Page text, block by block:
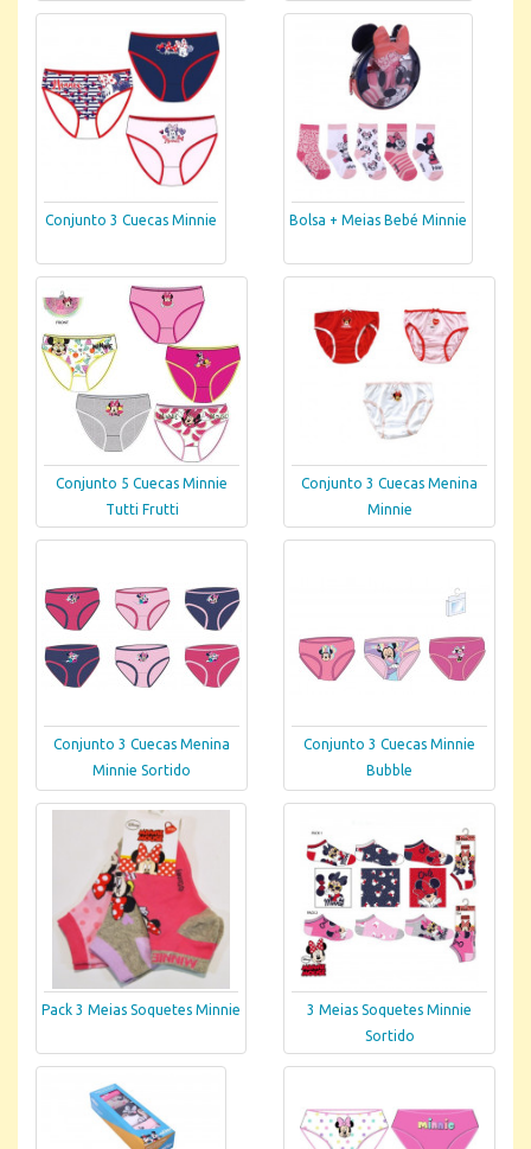
Conjunto 3 Cuecas Minnie Bolsa + Meias Bebé Minnie
Conjunto 5 Cuecas Minnie
Tutti Frutti
Conjunto 3 Cuecas Menina
Minnie
Conjunto 3 Cuecas Menina
Minnie Sortido
Conjunto 3 Cuecas Minnie
Bubble
Pack 3 Meias Soquetes Minnie
3 Meias Soquetes Minnie
Sortido